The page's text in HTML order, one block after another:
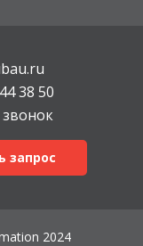
38 50
запрос
2024